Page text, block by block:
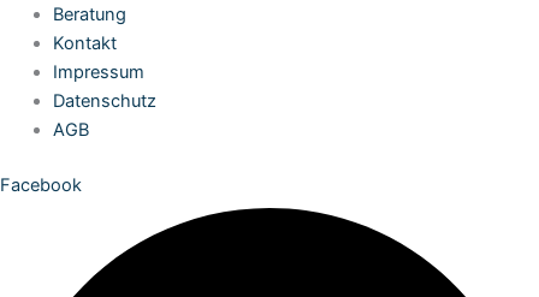
Zum
Inhalt
springen
Beratung
Kontakt
Impressum
Datenschutz
AGB
Facebook